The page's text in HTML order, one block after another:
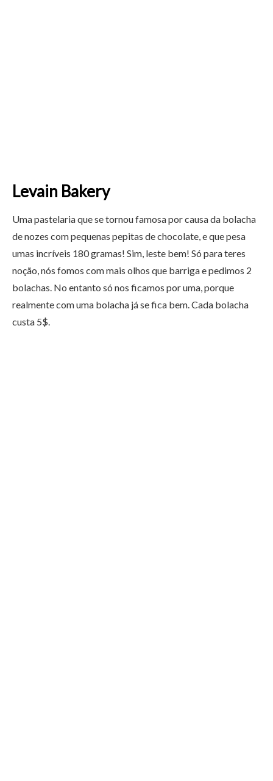
Levain Bakery
Uma pastelaria que se tornou famosa por causa da bolacha
de nozes com pequenas pepitas de chocolate, e que pesa
umas incríveis 180 gramas! Sim, leste bem! Só para teres
noção, nós fomos com mais olhos que barriga e pedimos 2
bolachas. No entanto só nos ficamos por uma, porque
realmente com uma bolacha já se fica bem. Cada bolacha
custa 5$.